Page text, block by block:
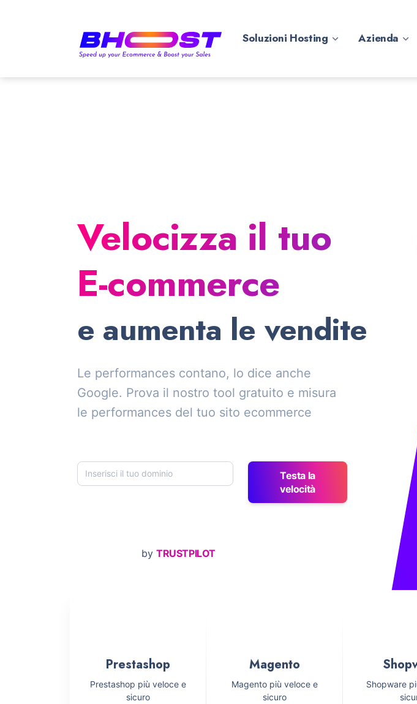
Soluzioni Hosting Azienda
Velocizza il tuo
E-commerce
e aumenta le vendite
Le performances contano, lo dice anche
Google. Prova il nostro tool gratuito e misura
le performances del tuo sito ecommerce
Testa la
velocità
by TRUSTPILOT
Prestashop
Prestashop più veloce e
sicuro
Magento
Magento più veloce e
sicuro
Shopware